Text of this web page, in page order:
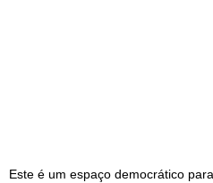
Este é um espaço democrático